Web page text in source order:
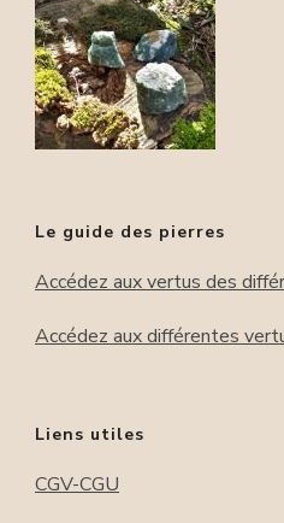
Le guide des pierres
Accédez aux vertus des
Accédez aux différentes
Liens utiles
CGV-CGU